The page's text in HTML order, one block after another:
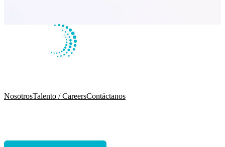
NosotrosTalento / CareersContáctanos